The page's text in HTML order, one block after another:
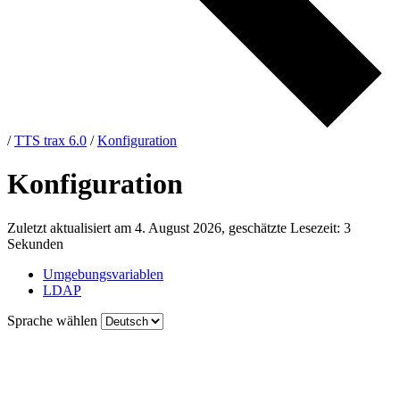
/TTS trax 6.0 /Konfiguration
Konfiguration
Zuletzt aktualisiert am 4. August 2026, geschätzte Lesezeit: 3
Sekunden
Umgebungsvariablen
LDAP
Sprache wählen